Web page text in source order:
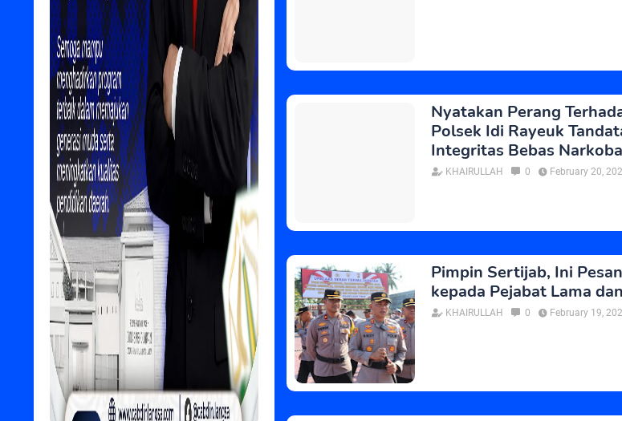
Nyatakan Perang
Polsek Idi Rayeuk
Integritas Bebas Narkoba
KHAIRULLAH 0 February 20,
Pimpin Sertijab, Ini
kepada Pejabat Lama
KHAIRULLAH 0 February 19,